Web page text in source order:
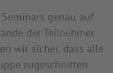
genau auf
der Teilnehmer
wir sicher, dass alle
zugeschnitten